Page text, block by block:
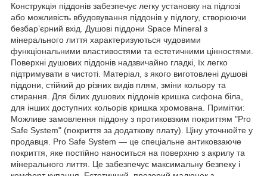
Конструкція піддонів забезпечує легку установку на підлозі
або можливість вбудовування піддонів у підлогу, створюючи
безбар’єрний вхід. Душові піддони Space Mineral з
мінерального лиття характеризуються чудовими
функціональними властивостями та естетичними цінностями.
Поверхні душових піддонів надзвичайно гладкі, їх легко
підтримувати в чистоті. Матеріал, з якого виготовлені душові
піддони, стійкий до різних видів плям, зміни кольору та
стирання. Для білих душових піддонів кришка сифона біла,
для інших доступних кольорів кришка хромована. Примітки:
Можливе замовлення піддону з протиковзким покриттям "Pro
Safe System" (покриття за додаткову плату). Ціну уточнюйте у
продавця. Pro Safe System — це спеціальне антиковзаюче
покриття, яке постійно наноситься на поверхню з акрилу та
мінерального лиття. Це забезпечує максимальну безпеку і